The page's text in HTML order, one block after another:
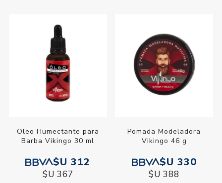
Oleo Humectante para
Barba Vikingo 30 ml
$U 312
$U 367
Pomada Modeladora
Vikingo 46 g
$U 330
$U 388